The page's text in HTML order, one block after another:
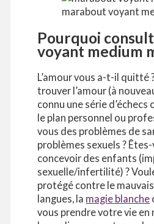
marabout voyant
Pourquoi
voyant medium
L’amour vous a-t-il quitté
trouver l’amour (à
connu une série
le plan personnel ou
vous des problèmes de
problèmes sexuels ?
concevoir des enfants
sexuelle/infertilité) ?
protégé contre le
langues, la magie blanche
vous prendre votre vie en